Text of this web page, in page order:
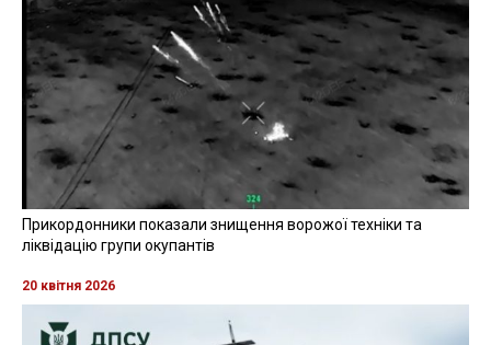
Прикордонники показали знищення ворожої техніки та
ліквідацію групи окупантів
20 квітня 2026